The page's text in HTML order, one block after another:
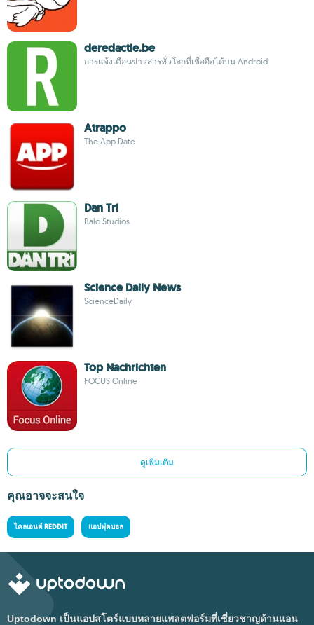
deredactie.be
การแจ้งเตือนข่าวสารทั่วโลกที่เชื่อถือได้บน Android
Atrappo
The App Date
Dan Tri
Balo Studios
Science Daily News
ScienceDaily
Top Nachrichten
FOCUS Online
ดูเพิ่มเติม
คุณอาจจะสนใจ
ไคลเอนต์ REDDIT แอปฟุตบอล
Uptodown เป็นแอปสโตร์แบบหลายแพลตฟอร์มที่เชี่ยวชาญด้านแอน